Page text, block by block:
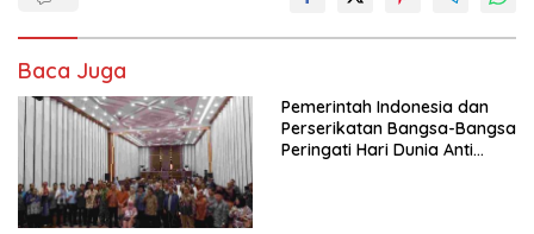
Baca Juga
Pemerintah Indonesia dan
Perserikatan Bangsa-Bangsa
Peringati Hari Dunia Anti